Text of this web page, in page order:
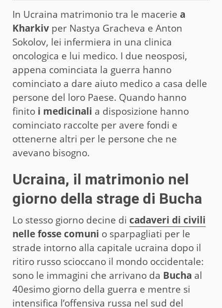
In Ucraina matrimonio tra le macerie a
Kharkiv per Nastya Gracheva e Anton
Sokolov, lei infermiera in una clinica
oncologica e lui medico. I due neosposi,
appena cominciata la guerra hanno
cominciato a dare aiuto medico a casa delle
persone del loro Paese. Quando hanno
finito i medicinali a disposizione hanno
cominciato raccolte per avere fondi e
ottenerne altri per le persone che ne
avevano bisogno.
Ucraina, il matrimonio nel
giorno della strage di Bucha
Lo stesso giorno decine di cadaveri di civili
nelle fosse comuni o sparpagliati per le
strade intorno alla capitale ucraina dopo il
ritiro russo scioccano il mondo occidentale:
sono le immagini che arrivano da Bucha al
40esimo giorno della guerra e mentre si
intensifica l’offensiva russa nel sud del